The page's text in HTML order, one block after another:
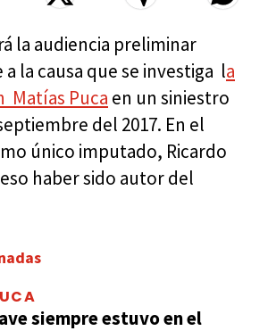
la audiencia preliminar
la causa que se investiga la
Matías Puca en un siniestro
del 2017. En el
único imputado, Ricardo
haber sido autor del
siempre estuvo en el